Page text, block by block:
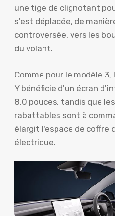
une tige de clignotant
s'est déplacée, de
controversée, vers les
du volant.
Comme pour le modèle
Y bénéficie d'un écran
8,0 pouces, tandis que
rabattables sont à
élargit l'espace de coffre
électrique.